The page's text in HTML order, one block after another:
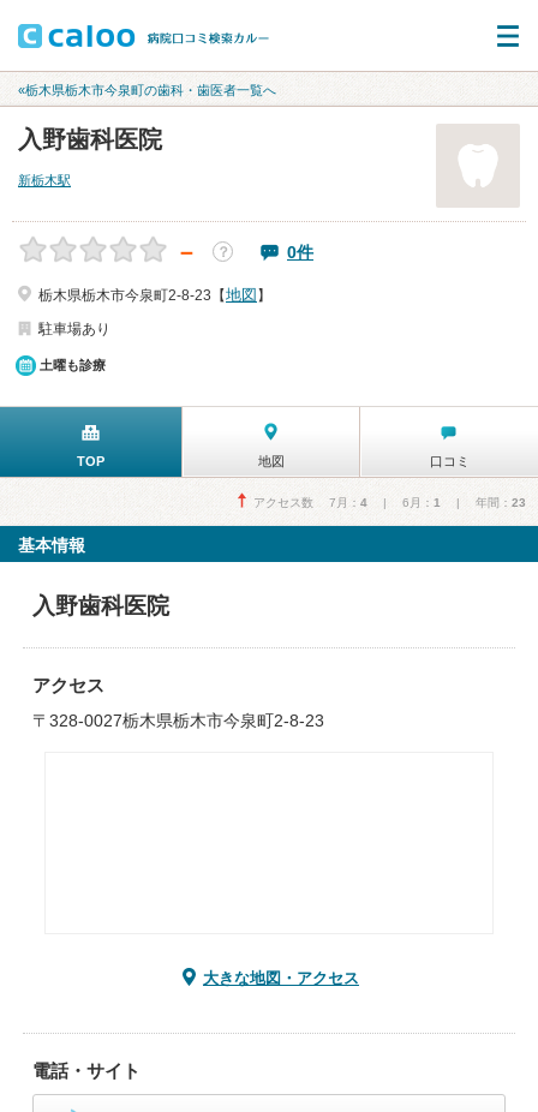
«栃木県栃木市今泉町の歯科・歯医者一覧へ
入野歯科医院
新栃木駅
－ ？ 0件
栃木県栃木市今泉町2-8-23【地図 】
駐車場あり
土曜も診療
TOP 地図 口コミ
アクセス数 7月： 4 | 6月： 1 | 年間： 23
基本情報
入野歯科医院
アクセス
〒328-0027栃木県栃木市今泉町2-8-23
大きな地図・アクセス
電話・サイト